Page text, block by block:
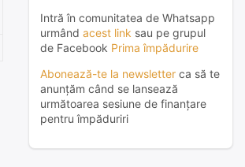
Intră în comunitatea de Whatsapp
urmând acest link sau pe grupul
de Facebook Prima împădurire
Abonează-te la newsletter ca să te
anunțăm când se lansează
următoarea sesiune de finanțare
pentru împăduriri